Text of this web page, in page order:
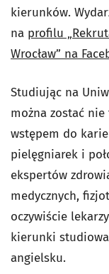
kierunków.
na profilu
Wrocław” na
Studiując na
można zostać
wstępem do
pielęgniarek i
ekspertów
medycznych,
oczywiście
kierunki
angielsku.